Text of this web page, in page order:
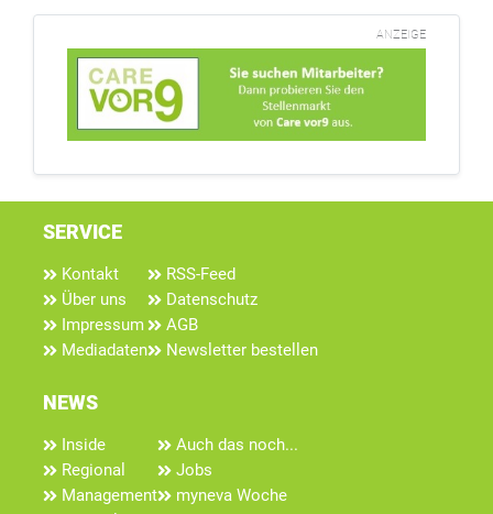
ANZEIGE
SERVICE
Kontakt
Über uns
Impressum
Mediadaten
RSS-Feed
Datenschutz
AGB
Newsletter bestellen
NEWS
Inside
Regional
Management
Auch das noch...
Jobs
myneva Woche